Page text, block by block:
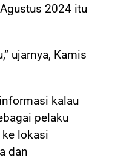
2024 itu
ujarnya, Kamis
kalau
pelaku
lokasi
dan